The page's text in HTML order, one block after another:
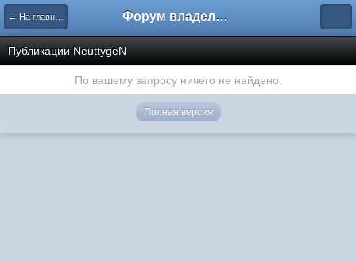
← На главную Форум владельцев интернет-магазинов
Публикации NeuttygeN
По вашему запросу ничего не найдено.
Полная версия